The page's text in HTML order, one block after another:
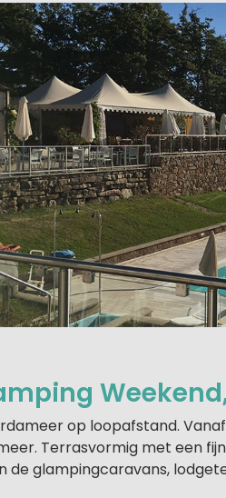
op loopafstand.
Terrasvormig met een
de glampingcaravans,